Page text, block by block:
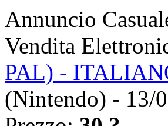
Annuncio
Vendita
PAL) -
(Nintendo) - 13/